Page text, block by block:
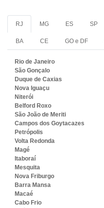
RJ MG ES SP
BA CE GO e DF
Rio de Janeiro
São Gonçalo
Duque de Caxias
Nova Iguaçu
Niterói
Belford Roxo
São João de Meriti
Campos dos Goytacazes
Petrópolis
Volta Redonda
Magé
Itaboraí
Mesquita
Nova Friburgo
Barra Mansa
Macaé
Cabo Frio